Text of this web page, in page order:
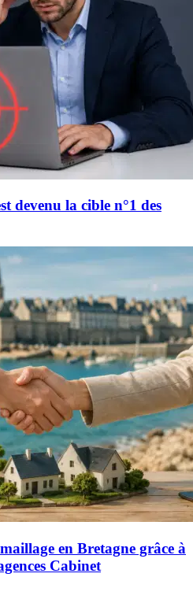
devenu la cible n°1 des
en Bretagne grâce à
Cabinet